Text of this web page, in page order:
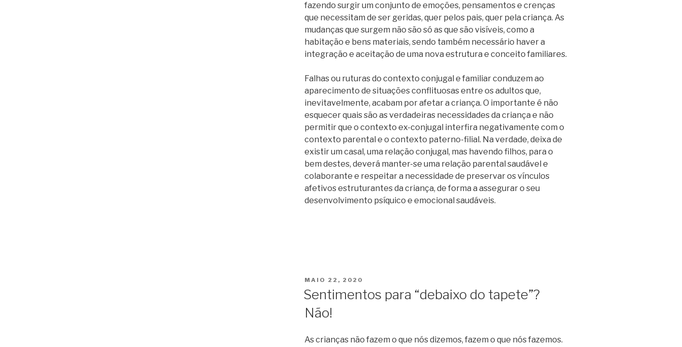
fazendo surgir um conjunto de emoções, pensamentos e crenças
que necessitam de ser geridas, quer pelos pais, quer pela criança. As
mudanças que surgem não são só as que são visíveis, como a
habitação e bens materiais, sendo também necessário haver a
integração e aceitação de uma nova estrutura e conceito familiares.
Falhas ou ruturas do contexto conjugal e familiar conduzem ao
aparecimento de situações conflituosas entre os adultos que,
inevitavelmente, acabam por afetar a criança. O importante é não
esquecer quais são as verdadeiras necessidades da criança e não
permitir que o contexto ex-conjugal interfira negativamente com o
contexto parental e o contexto paterno-filial. Na verdade, deixa de
existir um casal, uma relação conjugal, mas havendo filhos, para o
bem destes, deverá manter-se uma relação parental saudável e
colaborante e respeitar a necessidade de preservar os vínculos
afetivos estruturantes da criança, de forma a assegurar o seu
desenvolvimento psíquico e emocional saudáveis.
PUBLICADO
EM
MAIO 22, 2020
Sentimentos para “debaixo do tapete”?
Não!
As crianças não fazem o que nós dizemos, fazem o que nós fazemos.